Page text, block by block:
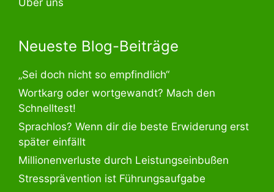
Über uns
Neueste Blog-Beiträge
„Sei doch nicht so empfindlich“
Wortkarg oder wortgewandt? Mach den
Schnelltest!
Sprachlos? Wenn dir die beste Erwiderung erst
später einfällt
Millionenverluste durch Leistungseinbußen
Stressprävention ist Führungsaufgabe